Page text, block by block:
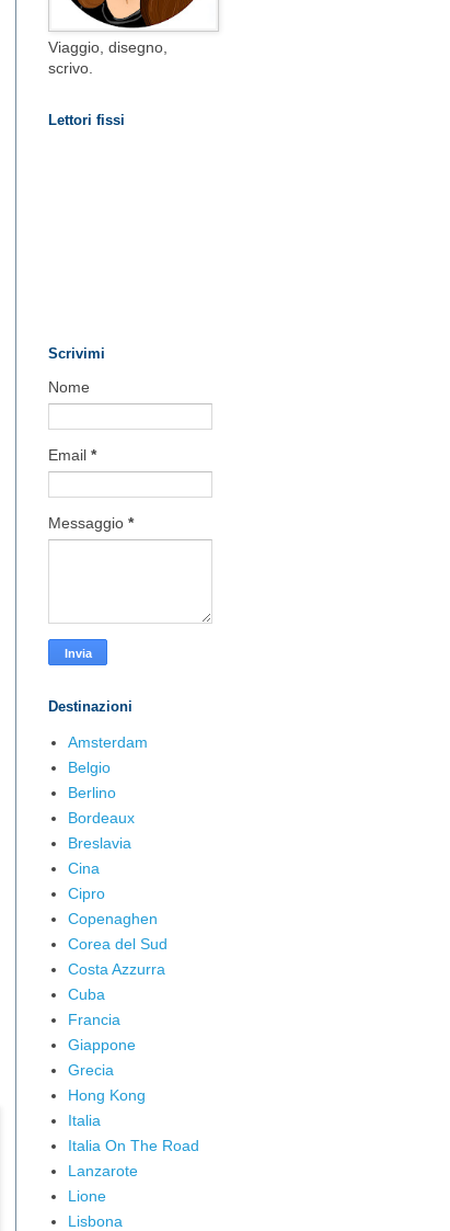
Viaggio, disegno,
scrivo.
Lettori fissi
Scrivimi
Nome
Email *
Messaggio *
Destinazioni
Amsterdam
Belgio
Berlino
Bordeaux
Breslavia
Cina
Cipro
Copenaghen
Corea del Sud
Costa Azzurra
Cuba
Francia
Giappone
Grecia
Hong Kong
Italia
Italia On The Road
Lanzarote
Lione
Lisbona